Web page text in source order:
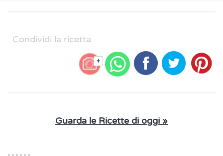
Condividi la ricetta
+
Guarda le Ricette di oggi »